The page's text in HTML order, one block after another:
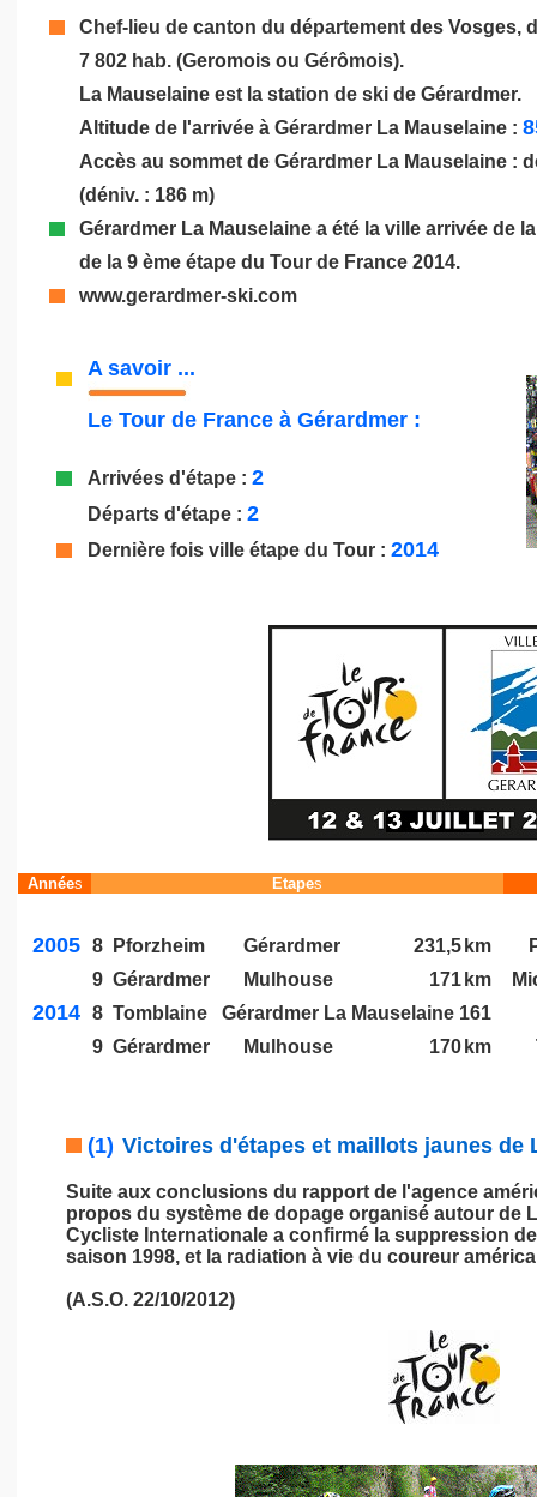
Chef-lieu de canton du département des Vosges,
7 802 hab. (Geromois ou Gérômois).
La Mauselaine est la station de ski de Gérardmer.
Altitude de l'arrivée à Gérardmer La Mauselaine :
Accès au sommet de Gérardmer La Mauselaine :
(déniv. : 186 m)
Gérardmer La Mauselaine a été la ville arrivée de
de la 9 ème étape du Tour de France 2014.
www.gerardmer-ski.com
A savoir ...
Le Tour de France à Gérardmer :
Arrivées d'étape : 2
Départs d'étape : 2
Dernière fois ville étape du Tour : 2014
Années Etapes
2005 8 Pforzheim Gérardmer 231,5 km
9 Gérardmer Mulhouse 171 km
2014 8 Tomblaine Gérardmer La Mauselaine 161
9 Gérardmer Mulhouse 170 km
(1) Victoires d'étapes et maillots jaunes de
Suite aux conclusions du rapport de l'agence
propos du système de dopage organisé autour de
Cycliste Internationale a confirmé la suppression
saison 1998, et la radiation à vie du coureur
(A.S.O. 22/10/2012)